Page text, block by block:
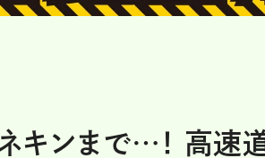
キンまで…！ 高速